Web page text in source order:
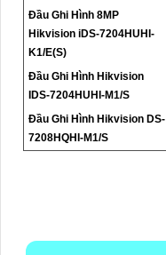
Đầu Ghi Hình 8MP
Hikvision iDS-7204HUHI-
K1/E(S)
Đầu Ghi Hình Hikvision
IDS-7204HUHI-M1/S
Đầu Ghi Hình Hikvision DS-
7208HQHI-M1/S